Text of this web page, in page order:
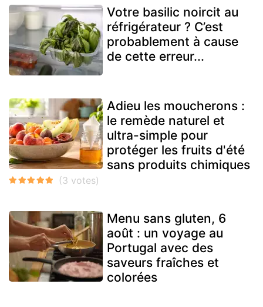
Votre basilic noircit au
réfrigérateur ? C’est
probablement à cause
de cette erreur...
Adieu les moucherons :
le remède naturel et
ultra-simple pour
protéger les fruits d'été
sans produits chimiques
Menu sans gluten, 6
août : un voyage au
Portugal avec des
saveurs fraîches et
colorées